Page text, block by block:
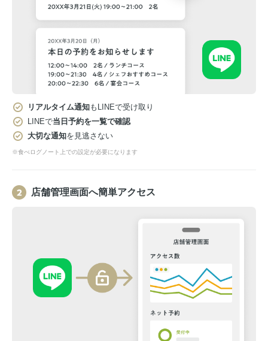
リアルタイム通知もLINEで受け取り
LINEで当日予約を一覧で確認
大切な通知を見逃さない
※食べログノート上での設定が必要になります
店舗管理画面へ簡単アクセス